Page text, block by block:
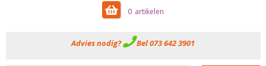
0
Advies nodig? Bel 073 642 3901